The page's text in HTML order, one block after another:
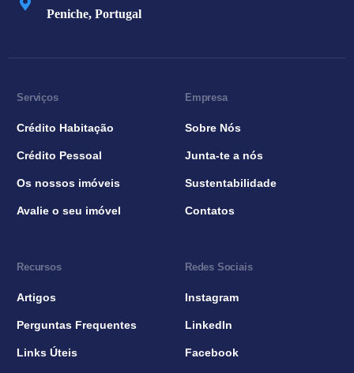
Peniche, Portugal
Serviços
Crédito Habitação
Crédito Pessoal
Os nossos imóveis
Avalie o seu imóvel
Empresa
Sobre Nós
Junta-te a nós
Sustentabilidade
Contatos
Recursos
Artigos
Perguntas Frequentes
Links Úteis
Redes Sociais
Instagram
LinkedIn
Facebook